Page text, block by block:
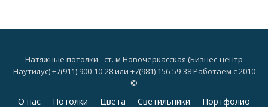
Натяжные потолки - ст. м Новочеркасская (Бизнес-центр
Наутилус) +7(911) 900-10-28 или +7(981) 156-59-38 Работаем с 2010
©
Дополнительное
О нас Потолки Цвета Светильники Портфолио